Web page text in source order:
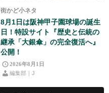
街かど小ネタ
8月1日は阪神甲子園球場の誕生
日！特設サイト『歴史と伝統の
継承「大銀傘」の完全復活へ』
公開！
2026年8月1日
編集部｜J